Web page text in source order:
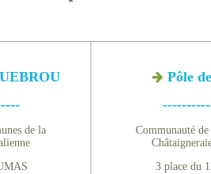
de la
Pôle
Communauté
3 place du